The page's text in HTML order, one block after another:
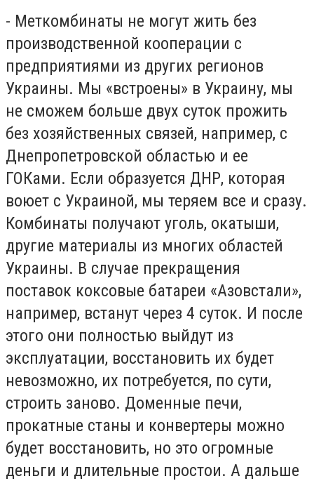
- Меткомбинаты не могут жить без
производственной кооперации с
предприятиями из других регионов
Украины. Мы «встроены» в Украину, мы
не сможем больше двух суток прожить
без хозяйственных связей, например, с
Днепропетровской областью и ее
ГОКами. Если образуется ДНР, которая
воюет с Украиной, мы теряем все и сразу.
Комбинаты получают уголь, окатыши,
другие материалы из многих областей
Украины. В случае прекращения
поставок коксовые батареи «Азовстали»,
например, встанут через 4 суток. И после
этого они полностью выйдут из
эксплуатации, восстановить их будет
невозможно, их потребуется, по сути,
строить заново. Доменные печи,
прокатные станы и конвертеры можно
будет восстановить, но это огромные
деньги и длительные простои. А дальше